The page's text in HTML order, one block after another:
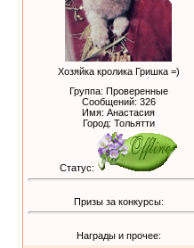
Хозяйка кролика Гришка =)
Группа: Проверенные
Сообщений: 326
Имя: Анастасия
Город: Тольятти
Статус:
Призы за конкурсы:
Награды и прочее: